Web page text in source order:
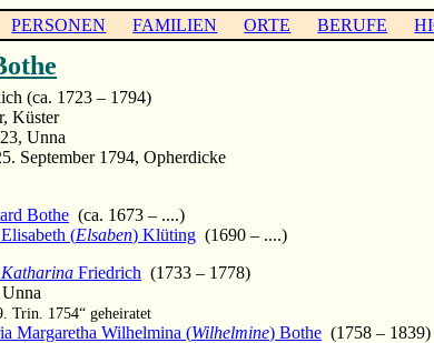
PERSONEN FAMILIEN ORTE BERUFE
(ca. 1723 – 1794)
Küster
Unna
September 1794, Opherdicke
Bothe (ca. 1673 – ....)
(Elsaben) Klüting (1690 – ....)
Katharina Friedrich (1733 – 1778)
Trin. 1754“ geheiratet
Margaretha Wilhelmina (Wilhelmine) Bothe (1758 – 1839)